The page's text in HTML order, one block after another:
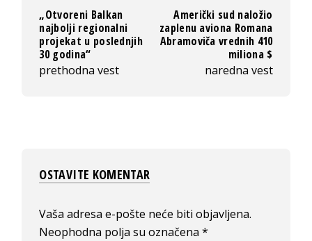
„Otvoreni Balkan
najbolji regionalni
projekat u poslednjih
30 godina“
prethodna vest
Američki sud naložio
zaplenu aviona Romana
Abramoviča vrednih 410
miliona $
naredna vest
OSTAVITE KOMENTAR
Vaša adresa e-pošte neće biti objavljena.
Neophodna polja su označena*